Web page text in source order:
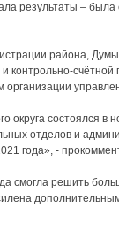
результаты –
района,
и контрольно-
округа состоялся в
отделов и
года», -
смогла решить